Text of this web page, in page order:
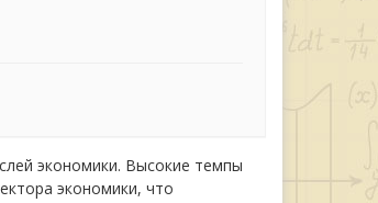
экономики. Высокие темпы
экономики, что